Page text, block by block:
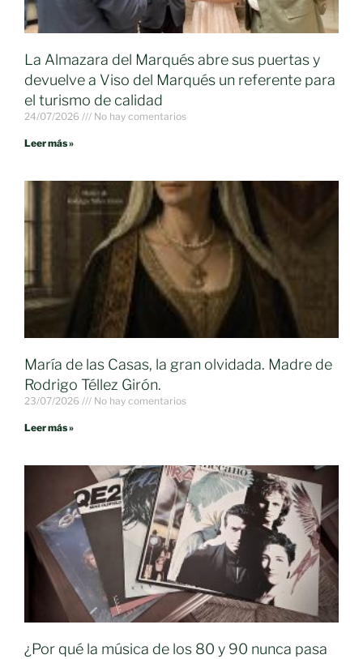
La Almazara del Marqués abre sus puertas y
devuelve a Viso del Marqués un referente para
el turismo de calidad
24/07/2026 No hay comentarios
Leer más »
María de las Casas, la gran olvidada. Madre de
Rodrigo Téllez Girón.
23/07/2026 No hay comentarios
Leer más »
¿Por qué la música de los 80 y 90 nunca pasa